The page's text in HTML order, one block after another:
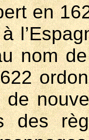
en
nom
de
des